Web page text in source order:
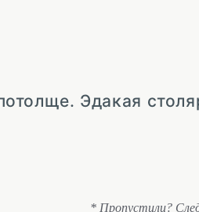
Эдакая
* Пропустили?